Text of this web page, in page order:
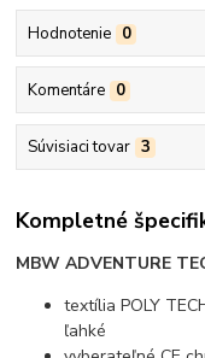
Hodnotenie 0
Komentáre 0
Súvisiaci tovar 3
Kompletné
MBW ADVENTURE
textília POLY
ľahké